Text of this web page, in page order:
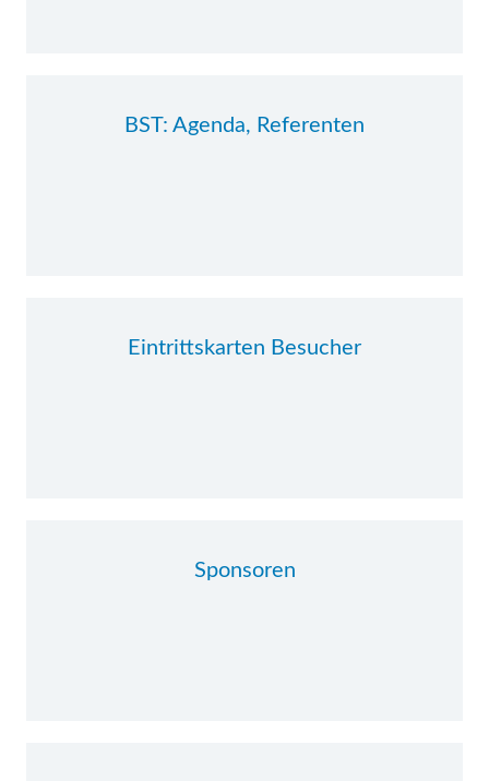
BST: Agenda, Referenten
Eintrittskarten Besucher
Sponsoren